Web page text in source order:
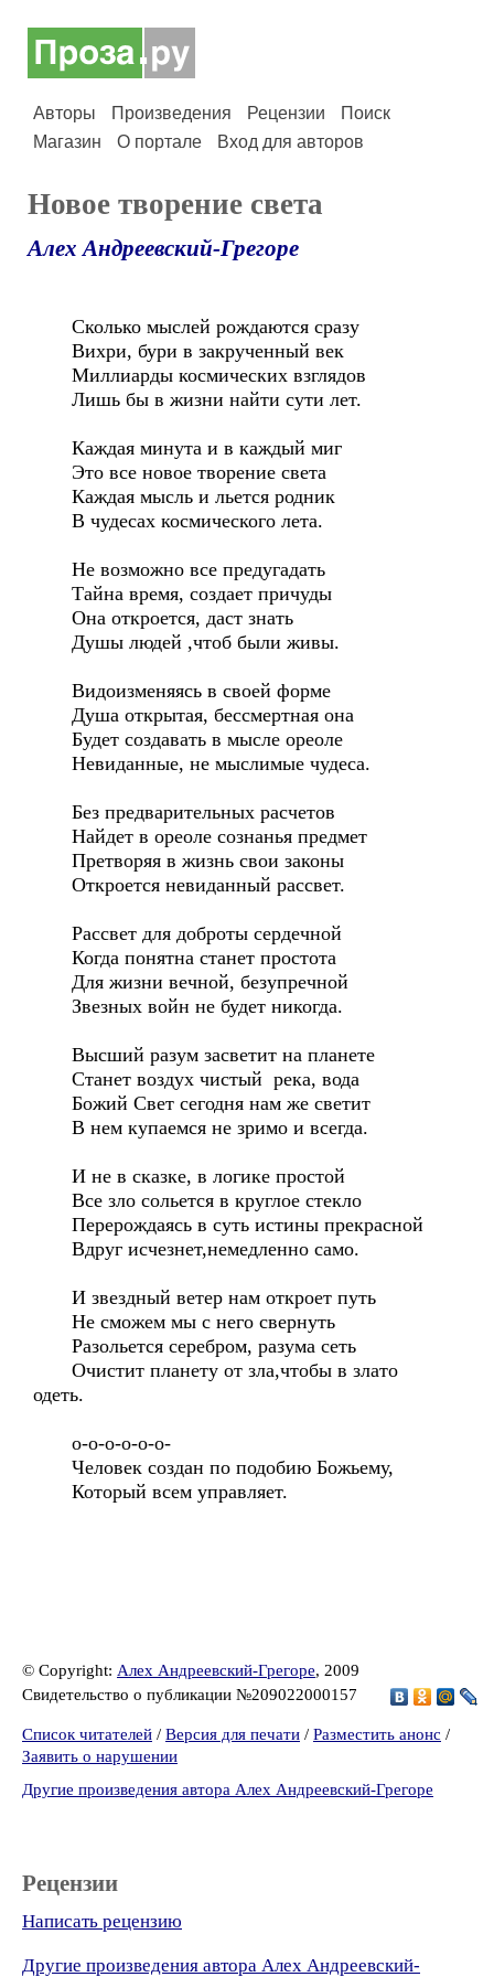
Авторы Произведения Рецензии
Поиск
Магазин
О портале Вход для авторов
Новое творение света
Алех Андреевский-Грегоре
Сколько мыслей рождаются сразу
Вихри, бури в закрученный век
Миллиарды космических взглядов
Лишь бы в жизни найти сути лет.
Каждая минута и в каждый миг
Это все новое творение света
Каждая мысль и льется родник
В чудесах космического лета.
Не возможно все предугадать
Тайна время, создает причуды
Она откроется, даст знать
Душы людей ,чтоб были живы.
Видоизменяясь в своей форме
Душа открытая, бессмертная она
Будет создавать в мысле ореоле
Невиданные, не мыслимые чудеса.
Без предварительных расчетов
Найдет в ореоле сознанья предмет
Претворяя в жизнь свои законы
Откроется невиданный рассвет.
Рассвет для доброты сердечной
Когда понятна станет простота
Для жизни вечной, безупречной
Звезных войн не будет никогда.
Высший разум засветит на планете
Станет воздух чистый река, вода
Божий Свет сегодня нам же светит
В нем купаемся не зримо и всегда.
И не в сказке, в логике простой
Все зло сольется в круглое стекло
Перерождаясь в суть истины прекрасной
Вдруг исчезнет,немедленно само.
И звездный ветер нам откроет путь
Не сможем мы с него свернуть
Разольется серебром, разума сеть
Очистит планету от зла,чтобы в злато
одеть.
о-о-о-о-о-о-
Человек создан по подобию Божьему,
Который всем управляет.
© Copyright: Алех Андреевский-Грегоре, 2009
Свидетельство о публикации №209022000157
Список читателей / Версия для печати / Разместить анонс /
Заявить о нарушении
Другие произведения автора Алех Андреевский-Грегоре
Рецензии
Написать рецензию
Другие произведения автора Алех Андреевский-